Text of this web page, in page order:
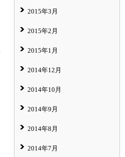
2015年3月
2015年2月
2015年1月
2014年12月
2014年10月
2014年9月
2014年8月
2014年7月